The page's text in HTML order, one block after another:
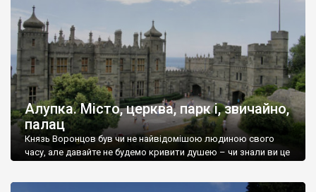
Алупка. Місто, церква, парк і, звичайно,
палац
Князь Воронцов був чи не найвідомішою людиною свого
часу, але давайте не будемо кривити душею – чи знали ви це